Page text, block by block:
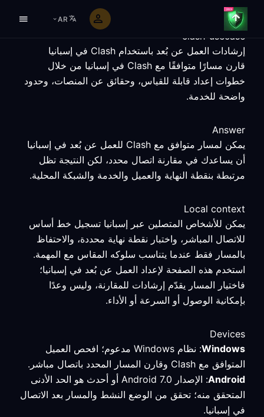
AR
clash-usecase
إرشادات العمل عن بُعد باستخدام Clash في إسبانيا
قارن مسارًا متوافقًا مع Clash في إسبانيا من خلال
خطوات إعداد قابلة للقياس، وحقائق عن المنصات، وحدود
واضحة للخدمة.
Answer
يمكن لمسار متوافق مع Clash للعمل عن بُعد في إسبانيا
أن يساعدك في مقارنة اتصال محدد، لكن النتيجة تظل
مرتبطة بنقطة النهاية والعميل والخدمة والشبكة المحلية.
Local context
يمكن للأشخاص المتصلين عبر إسبانيا تسجيل خط أساس
للاتصال المباشر، واختبار نقطة نهاية محددة، والاحتفاظ
بالمسار فقط عندما يتناسب سلوكه المقاس مع المهمة.
استخدم هذه الصفحة لإعداد العمل عن بُعد في إسبانيا؛
فاختيار المسار يقدّم إرشادات للمقارنة، وليس وعدًا
بإمكانية الوصول أو السرعة أو الأداء.
Devices
Windows
: نظام Windows مدعوم؛ افحص العميل
المتوافق مع Clash وقارن المسار المحدد باتصال مباشر.
Android
: الإصدار Android 7.0 أو أحدث هو الحد الأدنى
المتحقق منه؛ تحقق من الوضع النشط والمسار بعد الاتصال
في إسبانيا.